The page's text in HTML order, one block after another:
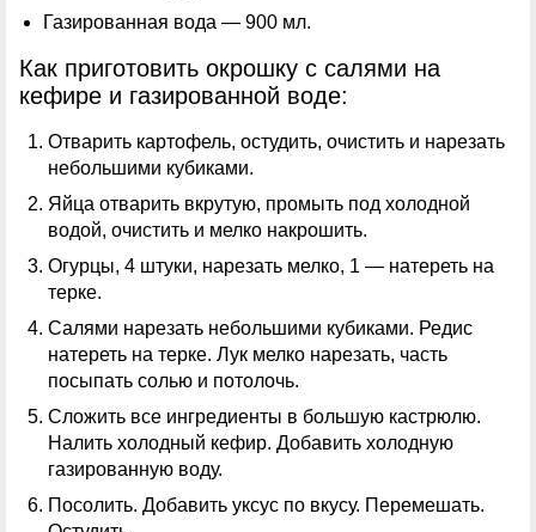
Газированная вода — 900 мл.
Как приготовить окрошку с салями на
кефире и газированной воде:
Отварить картофель, остудить, очистить и нарезать
небольшими кубиками.
Яйца отварить вкрутую, промыть под холодной
водой, очистить и мелко накрошить.
Огурцы, 4 штуки, нарезать мелко, 1 — натереть на
терке.
Салями нарезать небольшими кубиками. Редис
натереть на терке. Лук мелко нарезать, часть
посыпать солью и потолочь.
Сложить все ингредиенты в большую кастрюлю.
Налить холодный кефир. Добавить холодную
газированную воду.
Посолить. Добавить уксус по вкусу. Перемешать.